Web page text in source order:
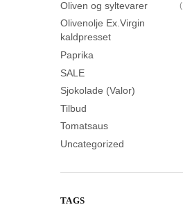
Oliven og syltevarer
Olivenolje Ex.Virgin
kaldpresset
Paprika
SALE
Sjokolade (Valor)
Tilbud
Tomatsaus
Uncategorized
TAGS